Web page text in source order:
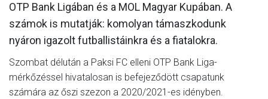
OTP Bank Ligában és a MOL Magyar Kupában. A
számok is mutatják: komolyan támaszkodunk
nyáron igazolt futballistáinkra és a fiatalokra.
Szombat délután a Paksi FC elleni OTP Bank Liga-
mérkőzéssel hivatalosan is befejeződött csapatunk
számára az őszi szezon a 2020/2021-es idényben.